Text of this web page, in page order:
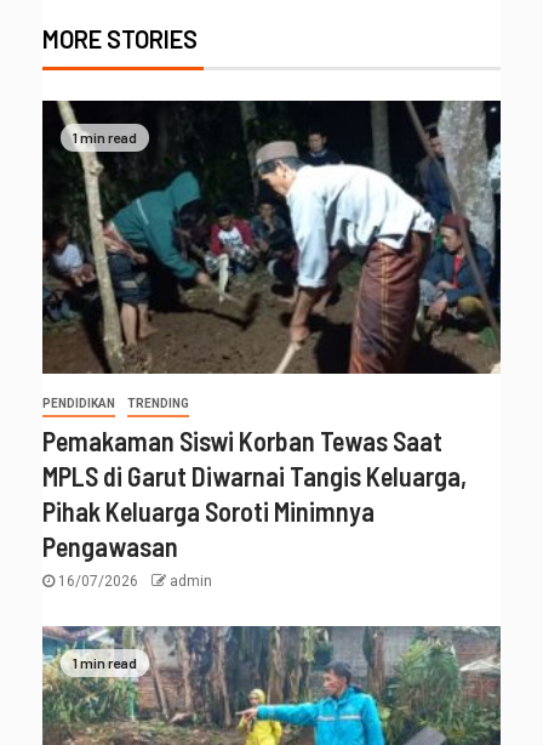
MORE STORIES
1 min read
PENDIDIKAN TRENDING
Pemakaman Siswi Korban Tewas Saat
MPLS di Garut Diwarnai Tangis Keluarga,
Pihak Keluarga Soroti Minimnya
Pengawasan
16/07/2026 admin
1 min read